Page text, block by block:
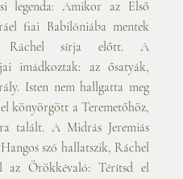
legenda: Amikor az Első
fiai Babilóniába mentek
Ráchel sírja előtt. A
imádkoztak: az ősatyák,
Isten nem hallgatta meg
könyörgött a Teremetőhöz,
talált. A Midrás Jeremiás
szó hallatszik, Ráchel
az Örökkévaló: Térítsd el